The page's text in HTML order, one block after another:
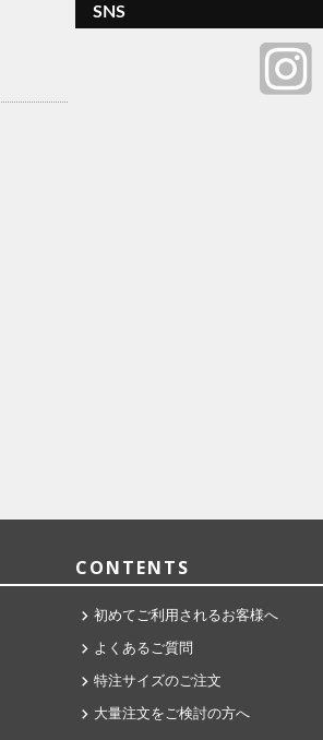
SNS
CONTENTS
初めてご利用されるお客様へ
よくあるご質問
特注サイズのご注文
大量注文をご検討の方へ